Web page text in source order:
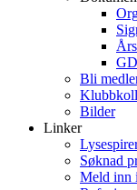
Bli
Bilder
Linker
Søknad
Meld inn